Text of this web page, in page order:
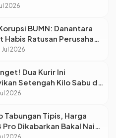
Dihukum Mati!
2026
BUMN: Danantara
Habis Ratusan Perusahaan
Jul 2026
Dua Kurir Ini
Setengah Kilo Sabu di
2026
Tabungan Tipis, Harga
Pro Dikabarkan Bakal Naik